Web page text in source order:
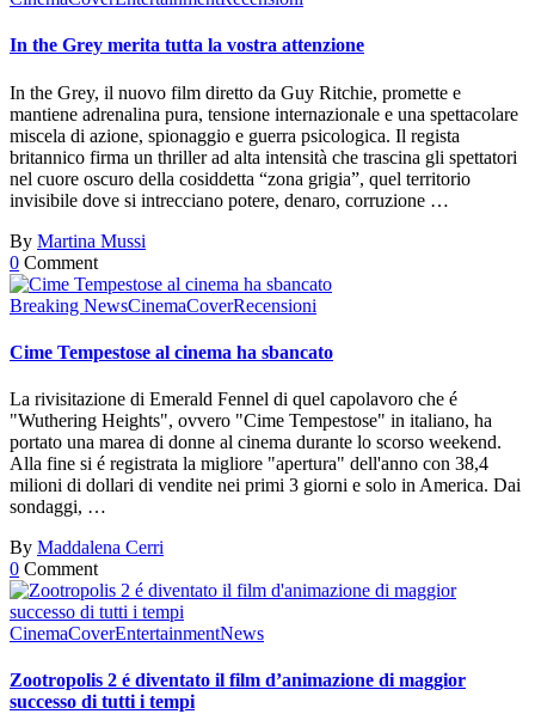
In the Grey merita tutta la vostra attenzione
In the Grey, il nuovo film diretto da Guy Ritchie, promette e
mantiene adrenalina pura, tensione internazionale e una spettacolare
miscela di azione, spionaggio e guerra psicologica. Il regista
britannico firma un thriller ad alta intensità che trascina gli spettatori
nel cuore oscuro della cosiddetta “zona grigia”, quel territorio
invisibile dove si intrecciano potere, denaro, corruzione …
By Martina Mussi
0 Comment
Breaking NewsCinemaCoverRecensioni
Cime Tempestose al cinema ha sbancato
La rivisitazione di Emerald Fennel di quel capolavoro che é
"Wuthering Heights", ovvero "Cime Tempestose" in italiano, ha
portato una marea di donne al cinema durante lo scorso weekend.
Alla fine si é registrata la migliore "apertura" dell'anno con 38,4
milioni di dollari di vendite nei primi 3 giorni e solo in America. Dai
sondaggi, …
By Maddalena Cerri
0 Comment
CinemaCoverEntertainmentNews
Zootropolis 2 é diventato il film d’animazione di maggior
successo di tutti i tempi